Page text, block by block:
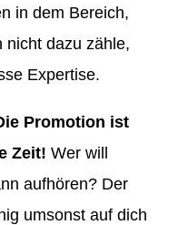
in dem Bereich,
nicht dazu zähle,
Expertise.
Promotion ist
Zeit! Wer will
aufhören? Der
umsonst auf dich